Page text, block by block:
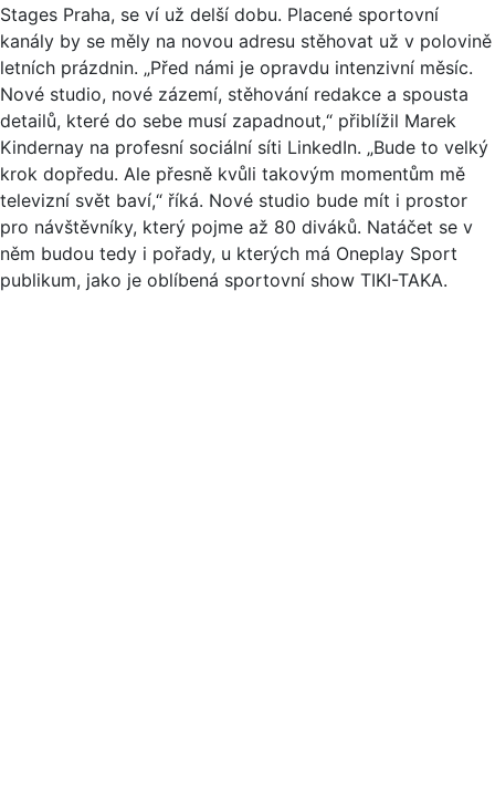
Stages Praha, se ví už delší dobu. Placené sportovní
kanály by se měly na novou adresu stěhovat už v polovině
letních prázdnin. „Před námi je opravdu intenzivní měsíc.
Nové studio, nové zázemí, stěhování redakce a spousta
detailů, které do sebe musí zapadnout,“ přiblížil Marek
Kindernay na profesní sociální síti LinkedIn. „Bude to velký
krok dopředu. Ale přesně kvůli takovým momentům mě
televizní svět baví,“ říká. Nové studio bude mít i prostor
pro návštěvníky, který pojme až 80 diváků. Natáčet se v
něm budou tedy i pořady, u kterých má Oneplay Sport
publikum, jako je oblíbená sportovní show TIKI-TAKA.